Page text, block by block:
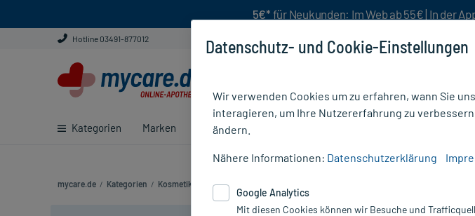
5€* für Neukunden: Im Web ab 55€ | In der
Hotline 03491-877012
Kategorien Marken Ratgeber
mycare.de / Kategorien / Kosmetik Hand- und Fußpflegeprodukte
Datenschutz- und Cookie-Einstellungen
Wir verwenden Cookies um zu erfahren, wann Sie
interagieren, um Ihre Nutzererfahrung zu
ändern.
Nähere Informationen: Datenschutzerklärung
Google Analytics
Mit diesen Cookies können wir Besuche und